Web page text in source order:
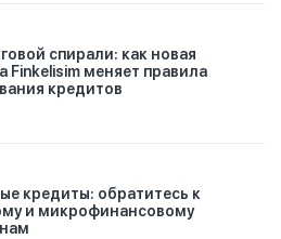
спирали: как новая
Finkelisim меняет правила
кредитов
кредиты: обратитесь к
и микрофинансовому